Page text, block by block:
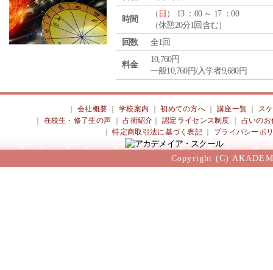
時間
（ 日 ） 13 ：00 ～ 17 ：00
（休憩20分1回含む）
回数
全1回
料金
10,760円
一般10,760円/入学者9,680円
会社概要 ｜学校案内 ｜初めての方へ 講座一覧
ス
在校生・修了生の声 ｜占術紹介 ｜認定ライセンス制度
占いのお
｜特定商取引法に基づく表記 プライバシーポ
Copyright (C)